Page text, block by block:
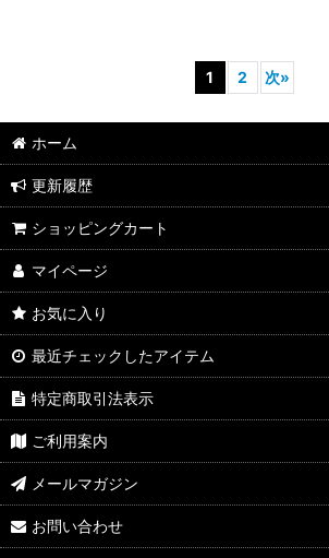
1 2 次»
ホーム
更新履歴
ショッピングカート
マイページ
お気に入り
最近チェックしたアイテム
特定商取引法表示
ご利用案内
メールマガジン
お問い合わせ